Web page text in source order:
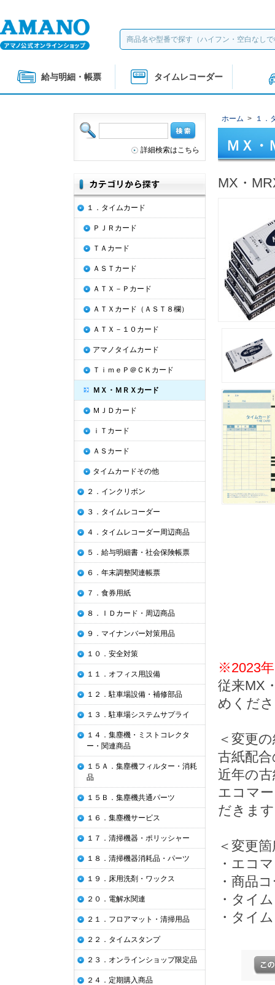
給与明細・帳票 タイムレコーダー
ホーム > １．
ＭＸ
MX・
※2023
従来MX
めくだ
＜変更
古紙配
近年の
エコマ
だきま
＜変更
・エコ
・商品
・タイ
・タイ
詳細検索はこちら
１．タイムカード
ＰＪＲカード
ＴＡカード
ＡＳＴカード
ＡＴＸ－Ｐカード
ＡＴＸカード（ＡＳＴ８欄）
ＡＴＸ－１０カード
アマノタイムカード
ＴｉｍｅＰ＠ＣＫカード
ＭＸ・ＭＲＸカード
ＭＪＤカード
ｉＴカード
ＡＳカード
タイムカードその他
２．インクリボン
３．タイムレコーダー
４．タイムレコーダー周辺商品
５．給与明細書・社会保険帳票
６．年末調整関連帳票
７．食券用紙
８．ＩＤカード・周辺商品
９．マイナンバー対策用品
１０．安全対策
１１．オフィス用設備
１２．駐車場設備・補修部品
１３．駐車場システムサプライ
１４．集塵機・ミストコレクタ
ー・関連商品
１５Ａ．集塵機フィルター・消耗
品
１５Ｂ．集塵機共通パーツ
１６．集塵機サービス
１７．清掃機器・ポリッシャー
１８．清掃機器消耗品・パーツ
１９．床用洗剤・ワックス
２０．電解水関連
２１．フロアマット・清掃用品
２２．タイムスタンプ
２３．オンラインショップ限定品
２４．定期購入商品